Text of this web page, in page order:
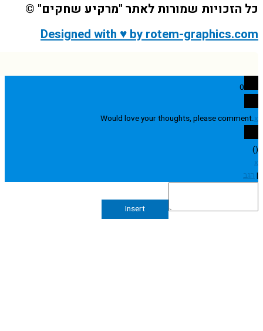
שמורות לאתר "מרקיע שחקים" ©
Designed with ♥ by rotem-
Would love your thoughts, please
Insert